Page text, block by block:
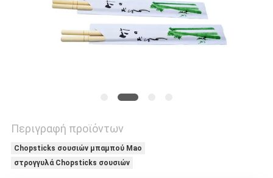
Περιγραφή προϊόντων
Chopsticks σουσιών μπαμπού Mao
στρογγυλά Chopsticks σουσιών